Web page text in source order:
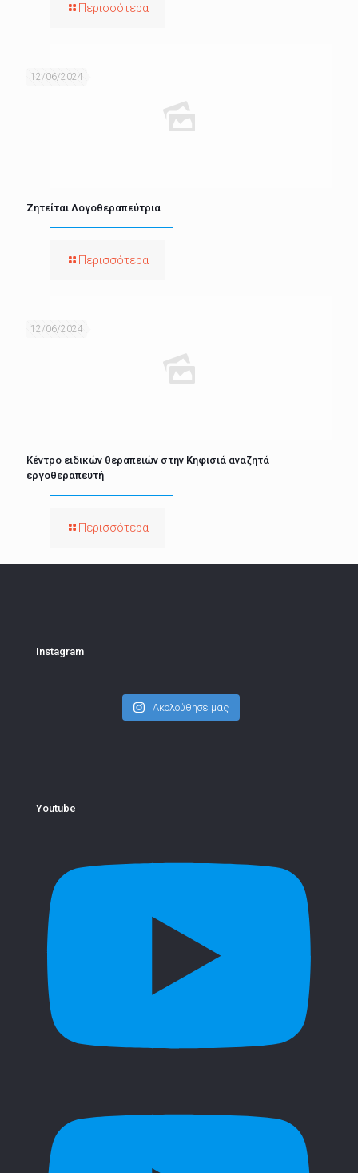
Περισσότερα
12/06/2024
Ζητείται Λογοθεραπεύτρια
Περισσότερα
12/06/2024
Κέντρο ειδικών θεραπειών στην Κηφισιά αναζητά
εργοθεραπευτή
Περισσότερα
Instagram
Ακολούθησε μας
Youtube